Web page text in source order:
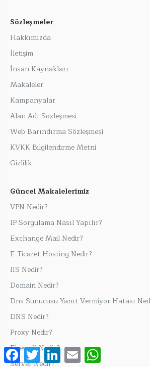
Sözleşmeler
Hakkımızda
İletişim
İnsan Kaynakları
Makaleler
Kampanyalar
Alan Adı Sözleşmesi
Web Barındırma Sözleşmesi
KVKK Bilgilendirme Metni
Gizlilik
Güncel Makalelerimiz
VPN Nedir?
IP Sorgulama Nasıl Yapılır?
Exchange Mail Nedir?
E Ticaret Hosting Nedir?
IIS Nedir?
Domain Nedir?
Dns Sunucusu Yanıt Vermiyor Hatası
DNS Nedir?
Proxy Nedir?
Firewall Nedir?
Server Nedir?
FacebookTwitter LinkedInEmail